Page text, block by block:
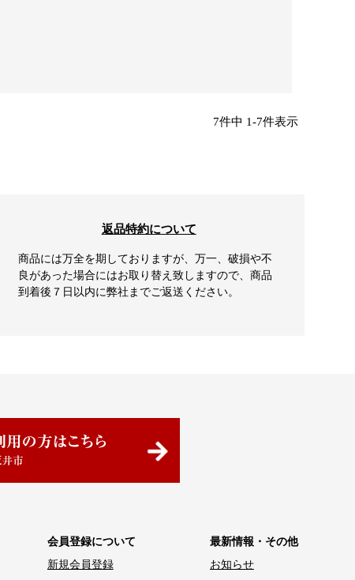
7件中 1-7件表示
返品特約について
商品には万全を期しておりますが、万一、破損や不
良があった場合にはお取り替え致しますので、商品
到着後７日以内に弊社までご返送ください。
会員登録について
新規会員登録
最新情報・その他
お知らせ